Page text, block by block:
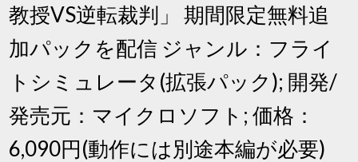
教授VS逆転裁判」 期間限定無料追
加パックを配信 ジャンル：フライ
トシミュレータ(拡張パック); 開発/
発売元：マイクロソフト; 価格：
6,090円(動作には別途本編が必要)